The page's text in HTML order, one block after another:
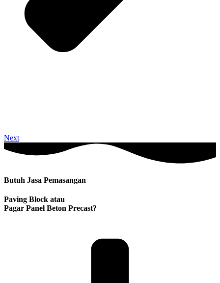
Next
Butuh Jasa Pemasangan
Paving Block atau
Pagar Panel Beton Precast?